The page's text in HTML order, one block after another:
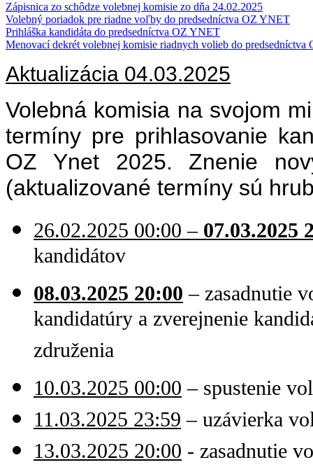
Zápisnica zo schôdze volebnej komisie zo dňa 24.02.2025
Volebný poriadok pre riadne voľby do predsedníctva OZ YNET
Prihláška kandidáta do predsedníctva OZ YNET
Menovací dekrét volebnej komisie riadnych volieb do predsedníctva
Aktualizácia 04.03.2025
Volebná komisia na svojom
termíny pre prihlasovanie
OZ Ynet 2025. Znenie
(aktualizované termíny sú
26.02.2025 00:00 – 07.03.2025
kandidátov
08.03.2025 20:00 – zasadnutie
kandidatúry a zverejnenie
združenia
10.03.2025 00:00 – spustenie
11.03.2025 23:59 – uzávierka
13.03.2025 20:00 - zasadnutie